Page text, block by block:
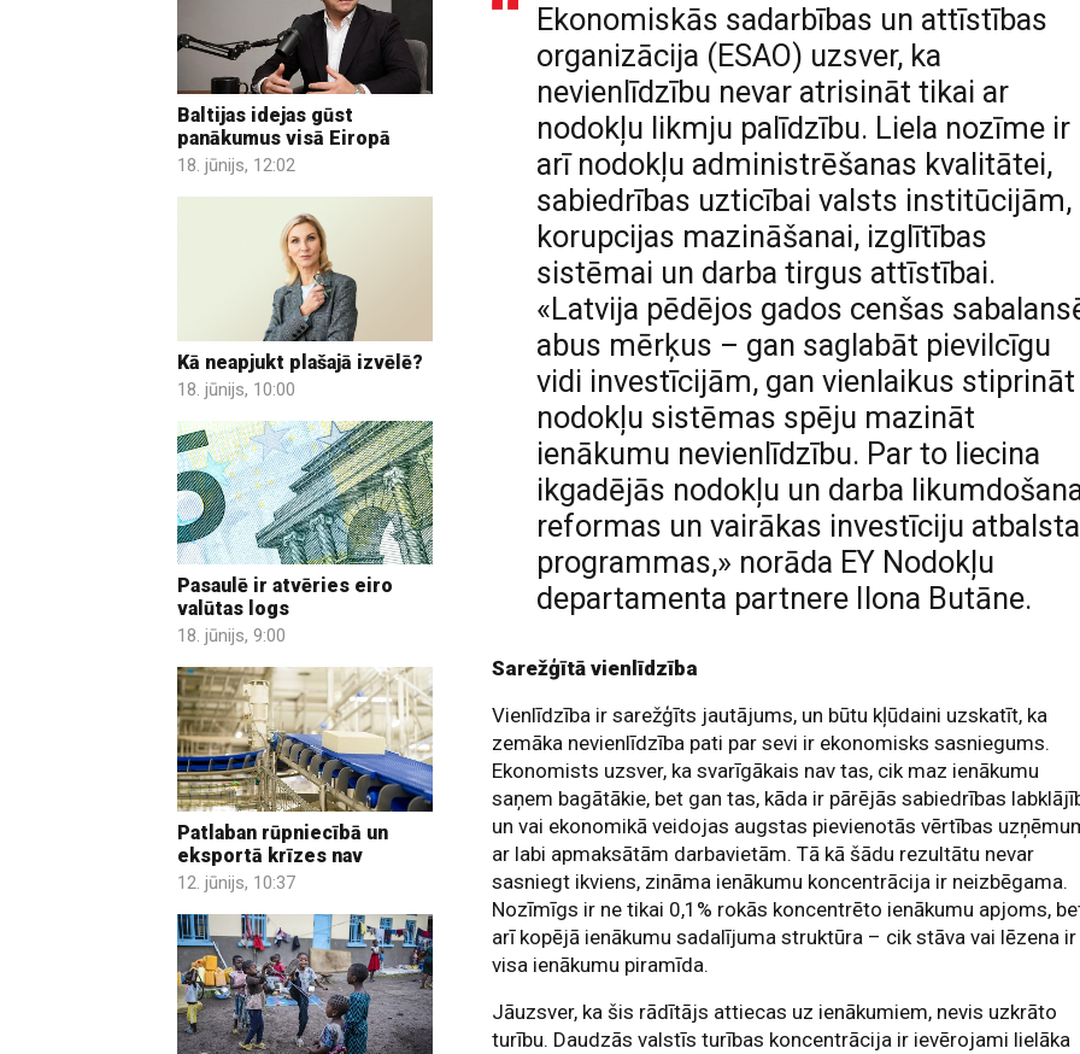
Baltijas idejas gūst
panākumus visā Eiropā
18. jūnijs, 12:02
Kā neapjukt plašajā izvēlē?
18. jūnijs, 10:00
Pasaulē ir atvēries eiro
valūtas logs
18. jūnijs, 9:00
Patlaban rūpniecībā un
eksportā krīzes nav
12. jūnijs, 10:37
Ekonomiskās sadarbības un attīstības
organizācija (ESAO) uzsver, ka
nevienlīdzību nevar atrisināt tikai ar
nodokļu likmju palīdzību. Liela nozīme ir
arī nodokļu administrēšanas kvalitātei,
sabiedrības uzticībai valsts institūcijām,
korupcijas mazināšanai, izglītības
sistēmai un darba tirgus attīstībai.
«Latvija pēdējos gados cenšas
abus mērķus – gan saglabāt pievilcīgu
vidi investīcijām, gan vienlaikus stiprināt
nodokļu sistēmas spēju mazināt
ienākumu nevienlīdzību. Par to liecina
ikgadējās nodokļu un darba
reformas un vairākas investīciju atbalsta
programmas,» norāda EY Nodokļu
departamenta partnere Ilona Butāne.
Sarežģītā vienlīdzība
Vienlīdzība ir sarežģīts jautājums, un būtu kļūdaini uzskatīt, ka
zemāka nevienlīdzība pati par sevi ir ekonomisks sasniegums.
Ekonomists uzsver, ka svarīgākais nav tas, cik maz ienākumu
saņem bagātākie, bet gan tas, kāda ir pārējās sabiedrības
un vai ekonomikā veidojas augstas pievienotās vērtības
ar labi apmaksātām darbavietām. Tā kā šādu rezultātu nevar
sasniegt ikviens, zināma ienākumu koncentrācija ir neizbēgama.
Nozīmīgs ir ne tikai 0,1% rokās koncentrēto ienākumu apjoms,
arī kopējā ienākumu sadalījuma struktūra – cik stāva vai lēzena ir
visa ienākumu piramīda.
Jāuzsver, ka šis rādītājs attiecas uz ienākumiem, nevis uzkrāto
turību. Daudzās valstīs turības koncentrācija ir ievērojami lielāka